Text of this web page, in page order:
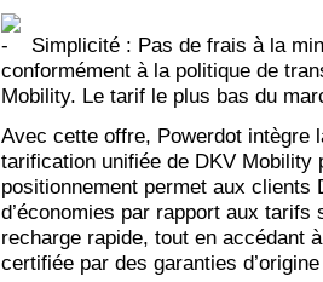
Simplicité : Pas de frais à la
conformément à la politique de
Mobility. Le tarif le plus bas du
Avec cette offre, Powerdot intègre
tarification unifiée de DKV Mobility
positionnement permet aux clients
d’économies par rapport aux tarifs
recharge rapide, tout en accédant
certifiée par des garanties